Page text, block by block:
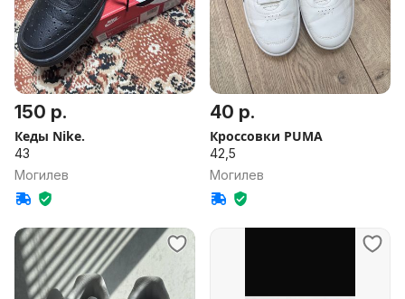
150 р.
Кеды Nike.
43
Могилев
40 р.
Кроссовки PUMA
42,5
Могилев